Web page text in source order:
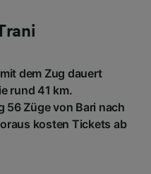
dem Zug dauert
rund 41 km.
56 Züge von Bari nach
kosten Tickets ab